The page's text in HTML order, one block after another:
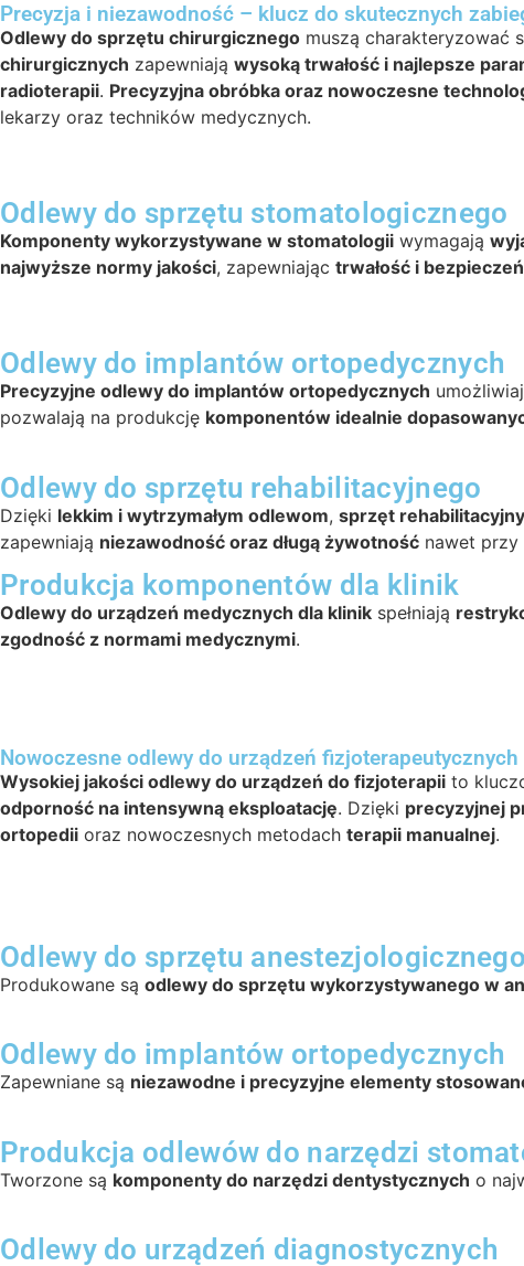
Precyzja i niezawodność – klucz do skutecznych
Odlewy do sprzętu chirurgicznego muszą charakteryzować
chirurgicznych zapewniają wysoką trwałość i najlepsze
radioterapii. Precyzyjna obróbka oraz nowoczesne
lekarzy oraz techników medycznych.
Odlewy do sprzętu stomatologicznego
Komponenty wykorzystywane w stomatologii wymagają
najwyższe normy jakości, zapewniając trwałość i
Odlewy do implantów ortopedycznych
Precyzyjne odlewy do implantów ortopedycznych
pozwalają na produkcję komponentów idealnie
Odlewy do sprzętu rehabilitacyjnego
Dzięki lekkim i wytrzymałym odlewom, sprzęt rehabilitacyjny
zapewniają niezawodność oraz długą żywotność nawet przy
Produkcja komponentów dla klinik
Odlewy do urządzeń medycznych dla klinik spełniają
zgodność z normami medycznymi.
Nowoczesne odlewy do urządzeń fizjoterapeutycznych
Wysokiej jakości odlewy do urządzeń do fizjoterapii to
odporność na intensywną eksploatację. Dzięki precyzyjnej
ortopedii oraz nowoczesnych metodach terapii manualnej.
Odlewy do sprzętu anestezjologicznego
Produkowane są odlewy do sprzętu wykorzystywanego w
Odlewy do implantów ortopedycznych
Zapewniane są niezawodne i precyzyjne elementy
Produkcja odlewów do narzędzi
Tworzone są komponenty do narzędzi dentystycznych o
Odlewy do urządzeń diagnostycznych